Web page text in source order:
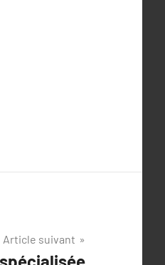
Article suivant